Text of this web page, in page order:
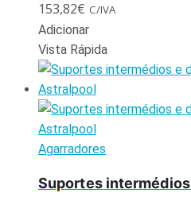
153,82€ C/IVA
Adicionar
Vista Rápida
Agarradores
Suportes